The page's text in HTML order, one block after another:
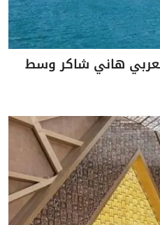
هاني شاكر وسط